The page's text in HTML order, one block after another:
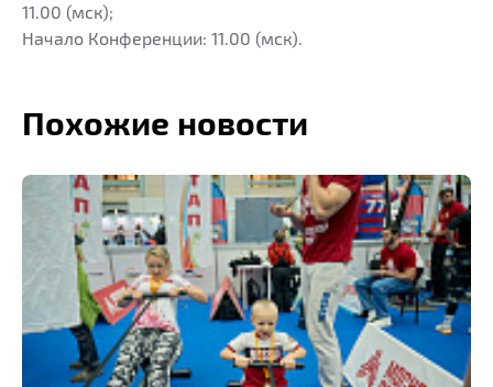
11.00 (мск);
Начало Конференции: 11.00 (мск).
Похожие новости